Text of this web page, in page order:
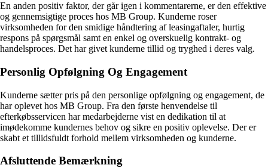
En anden positiv faktor, der går igen i kommentarerne, er den effektive
og gennemsigtige proces hos MB Group. Kunderne roser
virksomheden for den smidige håndtering af leasingaftaler, hurtig
respons på spørgsmål samt en enkel og overskuelig kontrakt- og
handelsproces. Det har givet kunderne tillid og tryghed i deres valg.
Personlig Opfølgning Og Engagement
Kunderne sætter pris på den personlige opfølgning og engagement, de
har oplevet hos MB Group. Fra den første henvendelse til
efterkøbsservicen har medarbejderne vist en dedikation til at
imødekomme kundernes behov og sikre en positiv oplevelse. Der er
skabt et tillidsfuldt forhold mellem virksomheden og kunderne.
Afsluttende Bemærkning